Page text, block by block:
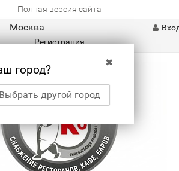
Полная версия сайта
Москва
✖
город?
Выбрать другой город
Регистрация